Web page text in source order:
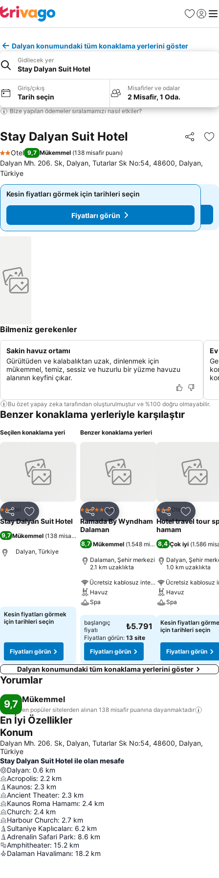
Favoriler
Giriş
Dalyan konumundaki tüm konaklama yerlerini göster
Gidilecek yer
Stay Dalyan Suit Hotel
Giriş/çıkış
Tarih seçin
Misafirler ve odalar
2 Misafir, 1 Oda.
Bize yapılan ödemeler sıralamamızı nasıl etkiler?
Stay Dalyan Suit Hotel Paylaş
2 Yıldız
Otel 9,7 Mükemmel (138 misafir puanı)
Dalyan Mh. 206. Sk, Dalyan, Tutarlar Sk No:54, 48600, Dalyan,
Türkiye
Kesin fiyatları görmek için tarihleri seçin
Fiyatları görün
Kesin fiyatları görmek için tarihleri seçin
Fiyatları görün
Bilmeniz gerekenler
Sakin havuz ortamı
Gürültüden ve kalabalıktan uzak, dinlenmek için
mükemmel, temiz, sessiz ve huzurlu bir yüzme havuzu
alanının keyfini çıkar.
Bu özet yapay zeka tarafından oluşturulmuştur ve %100 doğru olmayabilir.
Benzer konaklama yerleriyle karşılaştır
Seçilen konaklama yeri
Paylaş Favorilerime ekle
2 Yıldız
Otel
Stay Dalyan Suit Hotel
9,7 Mükemmel (138 misafir puanı
Dalyan, Türkiye
Kesin fiyatları görmek
için tarihleri seçin
Fiyatları görün
Benzer konaklama yerleri
Paylaş Favorilerime ekle
5 Yıldız Otel
Ramada By Wyndham
Dalaman
8,7 Mükemmel (1.548 misafir puanı)
Dalaman, Şehir merkezi
2.1 km uzaklıkta
Ücretsiz kablosuz internet
Havuz
Spa
Fiyatları görün
başlangıç
fiyatı
₺5.791
Fiyatları görün: 13 site
Fiyatları görün
Paylaş
3 YıldızOtel
Hotel travel tour
hamam
8,4 Çok iyi (1.586
Dalyan, Şehir
1.0 km uzaklıkta
Havuz
Spa
Fiyatları görün
Kesin fiyatları
için tarihleri seçin
Fiyatları görün
Dalyan konumundaki tüm konaklama yerlerini göster
Yorumlar
9,7 Mükemmel
en popüler sitelerden alınan 138 misafir puanına dayanmaktadır
En İyi Özellikler
Konum
Dalyan Mh. 206. Sk, Dalyan, Tutarlar Sk No:54, 48600, Dalyan,
Türkiye
Stay Dalyan Suit Hotel ile olan mesafe
Dalyan: 0.6 km
Acropolis: 2.2 km
Kaunos: 2.3 km
Ancient Theater: 2.3 km
Kaunos Roma Hamamı: 2.4 km
Church: 2.4 km
Harbour Church: 2.7 km
Sultaniye Kaplıcaları: 6.2 km
Adrenalin Safari Park: 8.6 km
Amphitheater: 15.2 km
Dalaman Havalimanı: 18.2 km